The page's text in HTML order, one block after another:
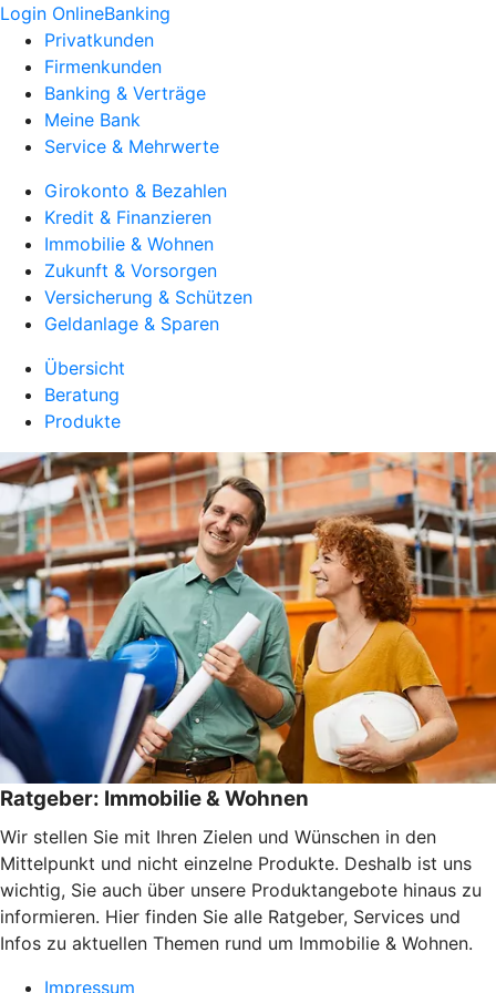
Login OnlineBanking
Privatkunden
Firmenkunden
Banking & Verträge
Meine Bank
Service & Mehrwerte
Girokonto & Bezahlen
Kredit & Finanzieren
Immobilie & Wohnen
Zukunft & Vorsorgen
Versicherung & Schützen
Geldanlage & Sparen
Übersicht
Beratung
Produkte
Ratgeber: Immobilie & Wohnen
Wir stellen Sie mit Ihren Zielen und Wünschen in den
Mittelpunkt und nicht einzelne Produkte. Deshalb ist uns
wichtig, Sie auch über unsere Produktangebote hinaus zu
informieren. Hier finden Sie alle Ratgeber, Services und
Infos zu aktuellen Themen rund um Immobilie & Wohnen.
Impressum